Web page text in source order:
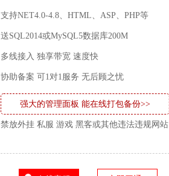
支持NET4.0-4.8、HTML、ASP、PHP等
送SQL2014或MySQL5数据库200M
多线接入 独享带宽 速度快
协助备案 可1对1服务 无后顾之忧
强大的管理面板 能在线打包备份>>
禁放外挂 私服 游戏 黑客或其他违法违规网站